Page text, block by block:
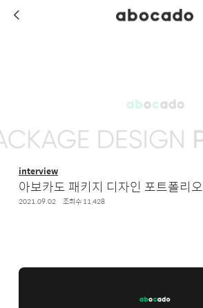
interview
아보카도 패키지 디자인 포트폴리오
2021.09.02 조회수 11,428